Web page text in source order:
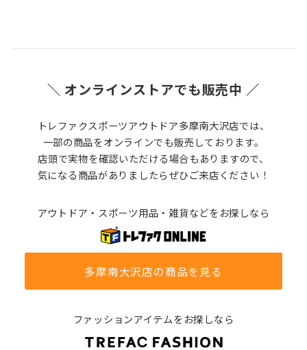
＼ オンラインストアでも販売中 ／
トレファクスポーツアウトドア多摩南大沢店では、
一部の商品をオンラインでも販売しております。
店頭で実物を確認いただける場合もありますので、
気になる商品がありましたらぜひご来店ください！
アウトドア・スポーツ用品・雑貨などをお探しなら
多摩南大沢店の商品を見る
ファッションアイテムをお探しなら